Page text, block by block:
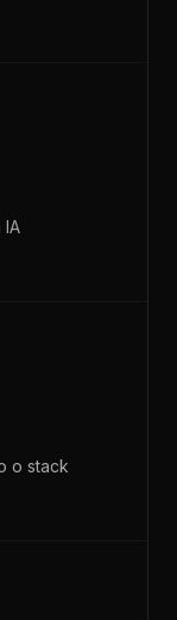
IA
o stack